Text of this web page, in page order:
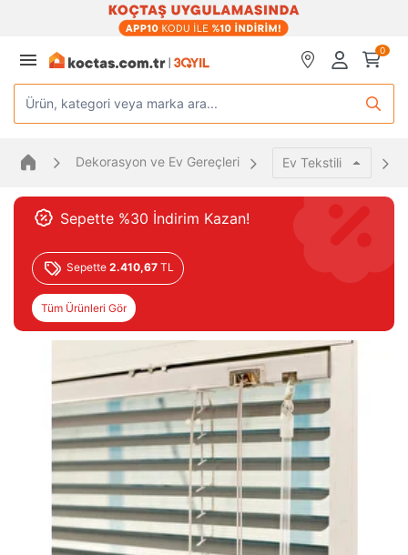
0
Ürün, kategori veya marka ara...
Dekorasyon ve Ev Gereçleri Ev Tekstili
Sepette %30 İndirim Kazan!
Sepette 2.410,67 TL
Tüm Ürünleri Gör